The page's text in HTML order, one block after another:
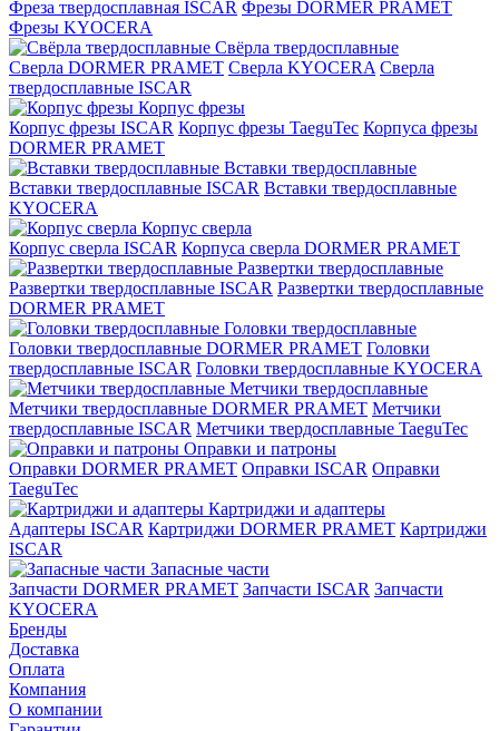
Фреза твердосплавная ISCAR Фрезы DORMER PRAMET
Фрезы KYOCERA
Свёрла твердосплавные
Сверла DORMER PRAMET Сверла KYOCERA Сверла
твердосплавные ISCAR
Корпус фрезы
Корпус фрезы ISCAR Корпус фрезы TaeguTec Корпуса фрезы
DORMER PRAMET
Вставки твердосплавные
Вставки твердосплавные ISCAR Вставки твердосплавные
KYOCERA
Корпус сверла
Корпус сверла ISCAR Корпуса сверла DORMER PRAMET
Развертки твердосплавные
Развертки твердосплавные ISCAR Развертки твердосплавные
DORMER PRAMET
Головки твердосплавные
Головки твердосплавные DORMER PRAMET Головки
твердосплавные ISCAR Головки твердосплавные KYOCERA
Метчики твердосплавные
Метчики твердосплавные DORMER PRAMET Метчики
твердосплавные ISCAR Метчики твердосплавные TaeguTec
Оправки и патроны
Оправки DORMER PRAMET Оправки ISCAR Оправки
TaeguTec
Картриджи и адаптеры
Адаптеры ISCAR Картриджи DORMER PRAMET Картриджи
ISCAR
Запасные части
Запчасти DORMER PRAMET Запчасти ISCAR Запчасти
KYOCERA
Бренды
Доставка
Оплата
Компания
О компании